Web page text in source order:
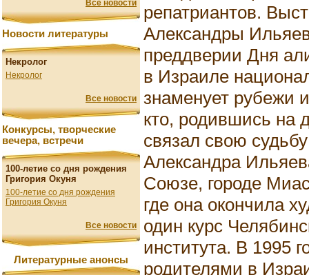
Все новости
Новости литературы
Некролог
Некролог
Все новости
Конкурсы, творческие
вечера, встречи
100-летие со дня рождения
Григория Окуня
100-летие со дня рождения
Григория Окуня
Все новости
Литературные анонсы
репатриантов.
Александры
преддверии Дня
в Израиле
знаменует рубежи
кто, родившись на
связал свою
Александра
Союзе, городе
где она окончила
один курс
института. В 1995
родителями в